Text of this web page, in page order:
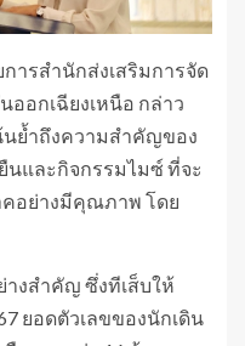
ารสำนักส่งเสริมการจัด
อกเฉียงเหนือ กล่าว
นย้ำถึงความสำคัญของ
นและกิจกรรมไมซ์ ที่จะ
อย่างมีคุณภาพ โดย
างสำคัญ ซึ่งทีเส็บให้
ยอดตัวเลขของนักเดิน